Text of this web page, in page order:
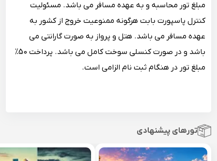
مبلغ تور محاسبه و به عهده مسافر می باشد. مسئولیت
کنترل پاسپورت بابت هرگونه ممنوعیت خروج از کشور به
عهده مسافر می باشد. هتل و پرواز به صورت گارانتی می
باشد و در صورت کنسلی سوخت کامل می باشد. پرداخت 50%
مبلغ تور در هنگام ثبت نام الزامی است.
تورهای پیشنهادی